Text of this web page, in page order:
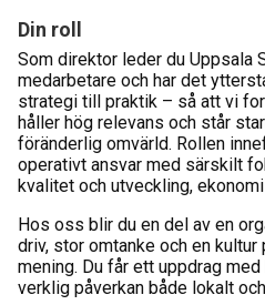
Din roll
Som direktor leder du Uppsala
medarbetare och har det
strategi till praktik – så att vi
håller hög relevans och står
föränderlig omvärld. Rollen
operativt ansvar med särskilt
kvalitet och utveckling,
Hos oss blir du en del av en
driv, stor omtanke och en
mening. Du får ett uppdrag
verklig påverkan både lokalt